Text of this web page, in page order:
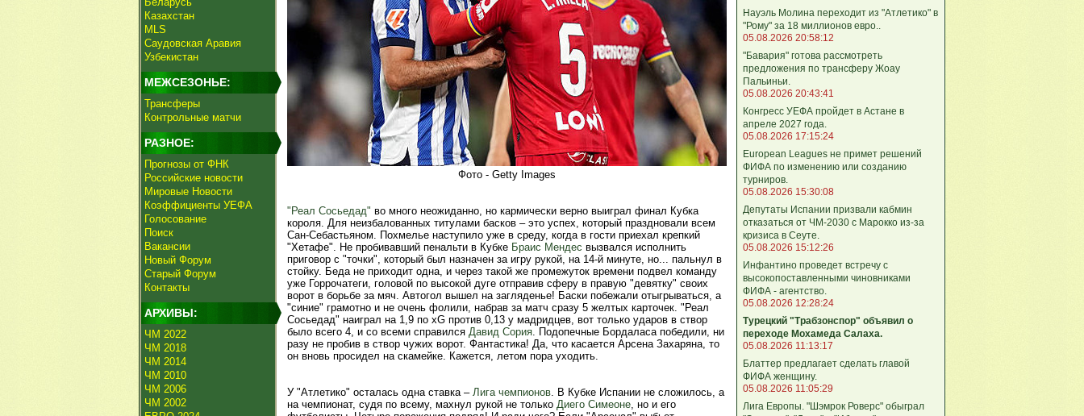
Казахстан
MLS
Саудовская Аравия
Узбекистан
МЕЖСЕЗОНЬЕ:
Трансферы
Контрольные матчи
РАЗНОЕ:
Прогнозы от ФНК
Российские новости
Мировые Новости
Коэффициенты УЕФА
Голосование
Поиск
Вакансии
Новый Форум
Старый Форум
Контакты
АРХИВЫ:
ЧМ 2022
ЧМ 2018
ЧМ 2014
ЧМ 2010
ЧМ 2006
ЧМ 2002
Фото - Getty Images
"Реал Сосьедад" во много неожиданно, но кармически верно выиграл финал Кубка
короля. Для неизбалованных титулами басков – это успех, который праздновали всем
Сан-Себастьяном. Похмелье наступило уже в среду, когда в гости приехал крепкий
"Хетафе". Не пробивавший пенальти в Кубке Браис Мендес вызвался исполнить
приговор с "точки", который был назначен за игру рукой, на 14-й минуте, но... пальнул в
стойку. Беда не приходит одна, и через такой же промежуток времени подвел команду
уже Горрочатеги, головой по высокой дуге отправив сферу в правую "девятку" своих
ворот в борьбе за мяч. Автогол вышел на загляденье! Баски побежали отыгрываться, а
"синие" грамотно и не очень фолили, набрав за матч сразу 5 желтых карточек. "Реал
Сосьедад" наиграл на 1,9 по xG против 0,13 у мадридцев, вот только ударов в створ
было всего 4, и со всеми справился Давид Сория. Подопечные Бордаласа победили, ни
разу не пробив в створ чужих ворот. Фантастика! Да, что касается Арсена Захаряна, то
он вновь просидел на скамейке. Кажется, летом пора уходить.
У "Атлетико" осталась одна ставка – Лига чемпионов. В Кубке Испании не сложилось, а
на чемпионат, судя по всему, махнул рукой не только Диего Симеоне, но и его
Науэль Молина переходит из "Атлетико" в
"Рому" за 18 миллионов евро..
05.08.2026 20:58:12
"Бавария" готова рассмотреть
предложения по трансферу Жоау
Пальиньи.
05.08.2026 20:43:41
Конгресс УЕФА пройдет в Астане в
апреле 2027 года.
05.08.2026 17:15:24
European Leagues не примет решений
ФИФА по изменению или созданию
турниров.
05.08.2026 15:30:08
Депутаты Испании призвали кабмин
отказаться от ЧМ-2030 с Марокко из-за
кризиса в Сеуте.
05.08.2026 15:12:26
Инфантино проведет встречу с
высокопоставленными чиновниками
ФИФА - агентство.
05.08.2026 12:28:24
Турецкий "Трабзонспор" объявил о
переходе Мохамеда Салаха.
05.08.2026 11:13:17
Блаттер предлагает сделать главой
ФИФА женщину.
05.08.2026 11:05:29
Лига Европы. "Шэмрок Роверс" обыграл